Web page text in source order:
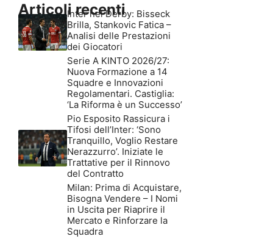
Articoli recenti
Inter nel Derby: Bisseck
Brilla, Stankovic Fatica –
Analisi delle Prestazioni
dei Giocatori
Serie A KINTO 2026/27:
Nuova Formazione a 14
Squadre e Innovazioni
Regolamentari. Castiglia:
‘La Riforma è un Successo’
Pio Esposito Rassicura i
Tifosi dell’Inter: ‘Sono
Tranquillo, Voglio Restare
Nerazzurro’. Iniziate le
Trattative per il Rinnovo
del Contratto
Milan: Prima di Acquistare,
Bisogna Vendere – I Nomi
in Uscita per Riaprire il
Mercato e Rinforzare la
Squadra